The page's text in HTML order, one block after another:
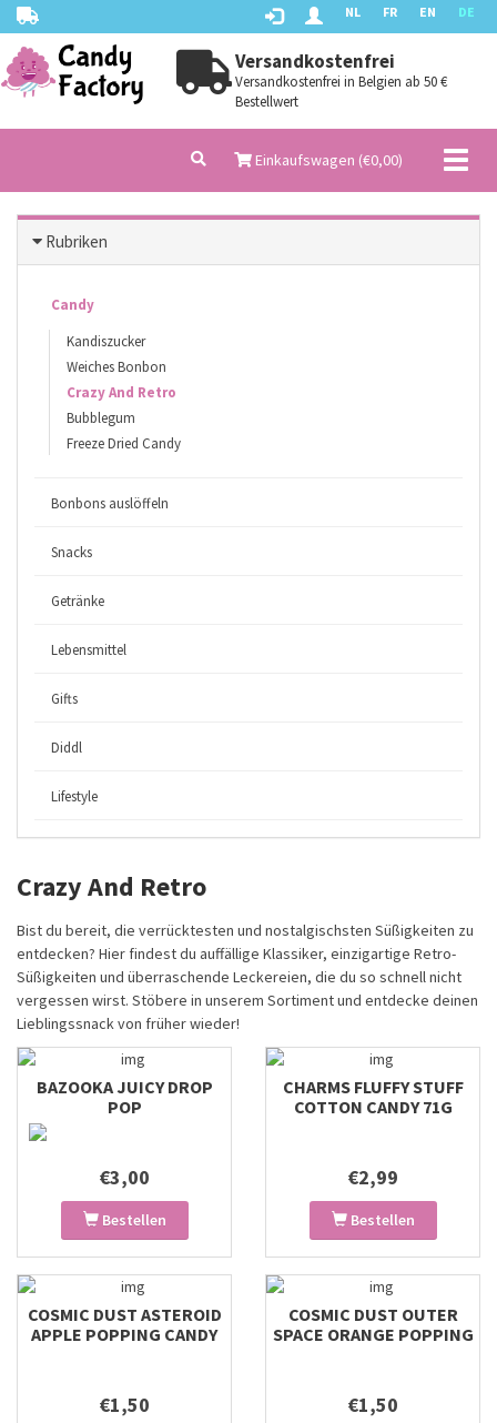
NL FR EN DE
Versandkostenfrei
Versandkostenfrei in Belgien ab 50 €
Bestellwert
Einkaufswagen (€0,00)
Rubriken
Candy
Kandiszucker
Weiches Bonbon
Crazy And Retro
Bubblegum
Freeze Dried Candy
Bonbons auslöffeln
Snacks
Getränke
Lebensmittel
Gifts
Diddl
Lifestyle
Crazy And Retro
Bist du bereit, die verrücktesten und nostalgischsten Süßigkeiten zu
entdecken? Hier findest du auffällige Klassiker, einzigartige Retro-
Süßigkeiten und überraschende Leckereien, die du so schnell nicht
vergessen wirst. Stöbere in unserem Sortiment und entdecke deinen
Lieblingssnack von früher wieder!
BAZOOKA JUICY DROP
POP
€3,00
Bestellen
CHARMS FLUFFY STUFF
COTTON CANDY 71G
€2,99
Bestellen
COSMIC DUST ASTEROID
APPLE POPPING CANDY
€1,50
COSMIC DUST OUTER
SPACE ORANGE POPPING
€1,50